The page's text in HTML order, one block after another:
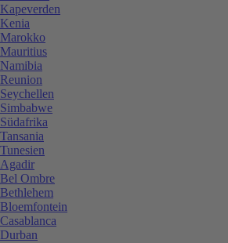
Kapeverden
Kenia
Marokko
Mauritius
Namibia
Reunion
Seychellen
Simbabwe
Südafrika
Tansania
Tunesien
Agadir
Bel Ombre
Bethlehem
Bloemfontein
Casablanca
Durban